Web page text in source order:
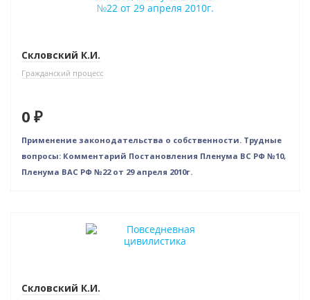
Скловский К.И.
Гражданский процесс
0 ₽
Применение законодательства о собственности. Трудные
вопросы: Комментарий Постановления Пленума ВС РФ №10,
Пленума ВАС РФ №22 от 29 апреля 2010г.
Скловский К.И.